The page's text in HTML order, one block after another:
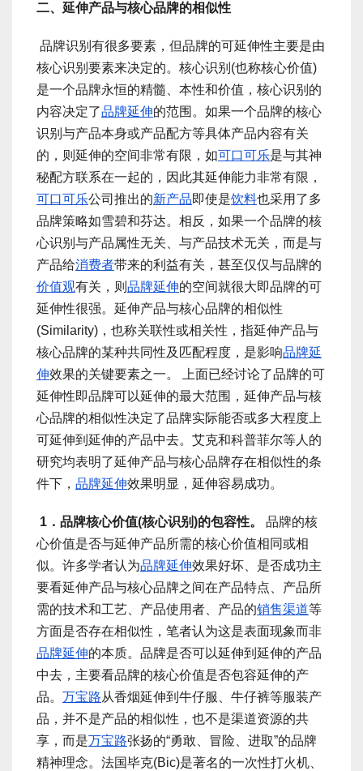
二、延伸产品与核心品牌的相似性
品牌识别有很多要素，但品牌的可延伸性主要是由
核心识别要素来决定的。核心识别(也称核心价值)
是一个品牌永恒的精髓、本性和价值，核心识别的
内容决定了品牌延伸的范围。如果一个品牌的核心
识别与产品本身或产品配方等具体产品内容有关
的，则延伸的空间非常有限，如可口可乐是与其神
秘配方联系在一起的，因此其延伸能力非常有限，
可口可乐公司推出的新产品即使是饮料也采用了多
品牌策略如雪碧和芬达。相反，如果一个品牌的核
心识别与产品属性无关、与产品技术无关，而是与
产品给消费者带来的利益有关，甚至仅仅与品牌的
价值观有关，则 品牌延伸的空间就很大即品牌的可
延伸性很强。延伸产品与核心品牌的相似性
(Similarity)，也称关联性或相关性，指延伸产品与
核心品牌的某种共同性及匹配程度，是影响品牌延
伸效果的关键要素之一。 上面已经讨论了品牌的可
延伸性即品牌可以延伸的最大范围，延伸产品与核
心品牌的相似性决定了品牌实际能否或多大程度上
可延伸到延伸的产品中去。艾克和科普菲尔等人的
研究均表明了延伸产品与核心品牌存在相似性的条
件下， 品牌延伸效果明显，延伸容易成功。
1．品牌核心价值(核心识别)的包容性。
品牌的核
心价值是否与延伸产品所需的核心价值相同或相
似。许多学者认为品牌延伸效果好坏、是否成功主
要看延伸产品与核心品牌之间在产品特点、产品所
需的技术和工艺、产品使用者、产品的销售渠道等
方面是否存在相似性，笔者认为这是表面现象而非
品牌延伸的本质。品牌是否可以延伸到延伸的产品
中去，主要看品牌的核心价值是否包容延伸的产
品。 万宝路从香烟延伸到牛仔服、牛仔裤等服装产
品，并不是产品的相似性，也不是渠道资源的共
享，而是万宝路张扬的“勇敢、冒险、进取”的品牌
精神理念。法国毕克(Bic)是著名的一次性打火机、